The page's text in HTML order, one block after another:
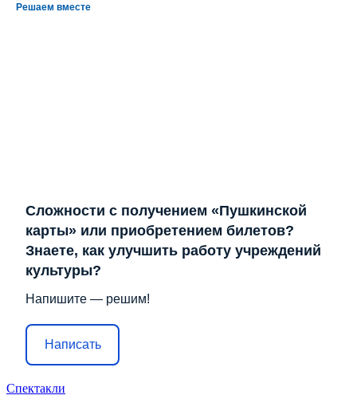
Решаем вместе
Сложности с получением «Пушкинской
карты» или приобретением билетов?
Знаете, как улучшить работу учреждений
культуры?
Напишите — решим!
Написать
Спектакли